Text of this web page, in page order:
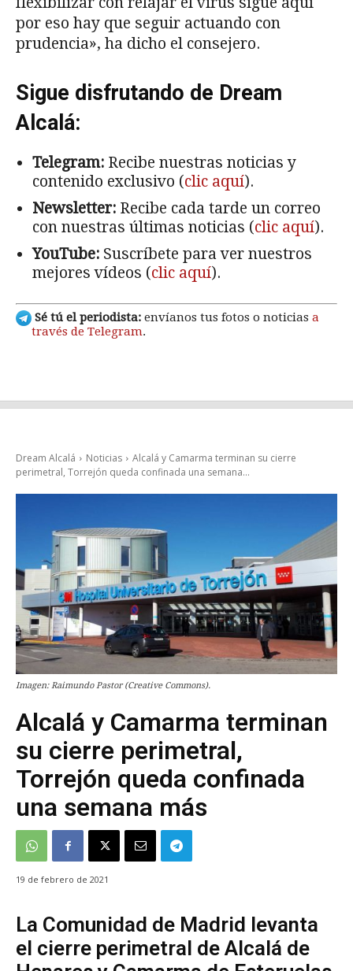
por eso hay que seguir actuando con
prudencia», ha dicho el consejero.
Sigue disfrutando de Dream
Alcalá:
Telegram: Recibe nuestras noticias y
contenido exclusivo (clic aquí).
Newsletter: Recibe cada tarde un correo
con nuestras últimas noticias (clic aquí).
YouTube: Suscríbete para ver nuestros
mejores vídeos (clic aquí).
Sé tú el periodista: envíanos tus fotos o noticias a
través de Telegram.